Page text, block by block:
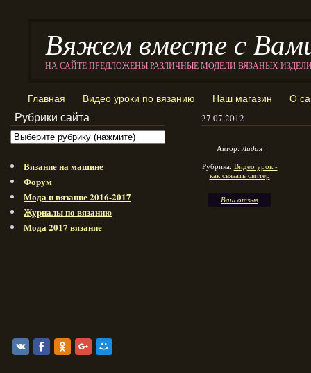
Вяжем вместе с
НА САЙТЕ ПРЕДЛОЖЕНЫ РАЗЛИЧНЫЕ МОДЕЛИ ВЯЗАНЫХ
Главная Видео уроки по вязанию Наш магазин О
27.07.2012
Автор:Лидия
Рубрика: Видео урок -
как связать свитер
Ваш отзыв
Рубрики сайта
Вязание на машине
Форум
Мода и вязание 2016-2017
Журналы по вязанию
Мода 2017 вязание